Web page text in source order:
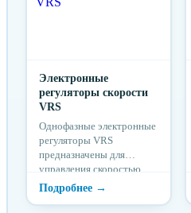
Электронные
регуляторы скорости
VRS
Однофазные электронные
регуляторы VRS
предназначены для
управления скоростью
вращения
электродвигателей